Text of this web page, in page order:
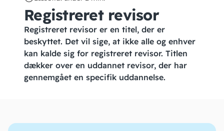
Registreret revisor
Registreret revisor er en titel, der er
beskyttet. Det vil sige, at ikke alle og enhver
kan kalde sig for registreret revisor. Titlen
dækker over en uddannet revisor, der har
gennemgået en specifik uddannelse.